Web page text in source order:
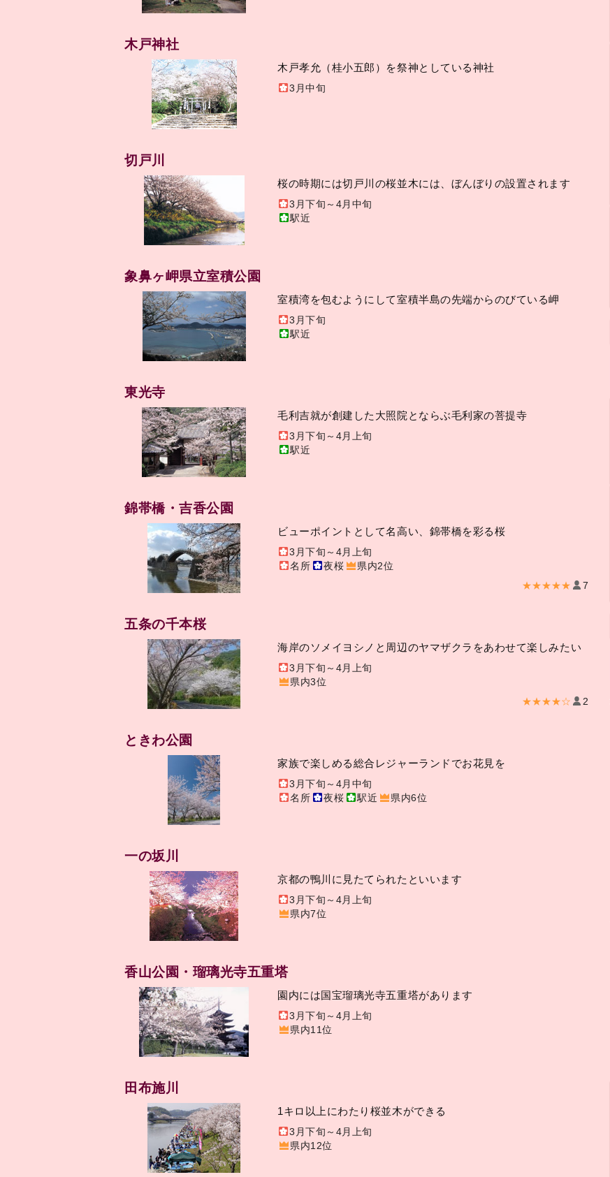
木戸神社
木戸孝允（桂小五郎）を祭神としている神社
3月中旬
切戸川
桜の時期には切戸川の桜並木には、ぼんぼりの設置されます
3月下旬～4月中旬
駅近
象鼻ヶ岬県立室積公園
室積湾を包むようにして室積半島の先端からのびている岬
3月下旬
駅近
東光寺
毛利吉就が創建した大照院とならぶ毛利家の菩提寺
3月下旬～4月上旬
駅近
錦帯橋・吉香公園
ビューポイントとして名高い、錦帯橋を彩る桜
3月下旬～4月上旬
名所
夜桜 県内2位
★★★★★ 7
五条の千本桜
海岸のソメイヨシノと周辺のヤマザクラをあわせて楽しみたい
3月下旬～4月上旬
県内3位
★★★★☆ 2
ときわ公園
家族で楽しめる総合レジャーランドでお花見を
3月下旬～4月中旬
名所
夜桜 駅近 県内6位
一の坂川
京都の鴨川に見たてられたといいます
3月下旬～4月上旬
県内7位
香山公園・瑠璃光寺五重塔
園内には国宝瑠璃光寺五重塔があります
3月下旬～4月上旬
県内11位
田布施川
1キロ以上にわたり桜並木ができる
3月下旬～4月上旬
県内12位